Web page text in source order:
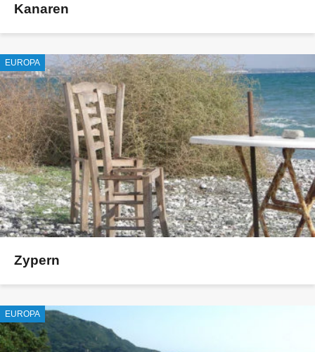
Kanaren
EUROPA
Zypern
EUROPA